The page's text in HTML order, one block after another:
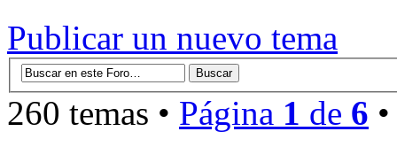
Publicar un nuevo tema
260 temas • Página 1 de 6